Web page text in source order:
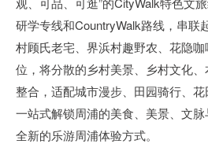
研学专线和CountryWalk路线，串联
村顾氏老宅、界浜村趣野农、花隐
位，将分散的乡村美景、乡村文化
整合，适配城市漫步、田园骑行、花
一站式解锁周浦的美食、美景、文
全新的乐游周浦体验方式。